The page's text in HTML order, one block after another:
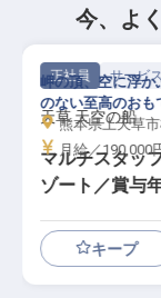
今、よ
正社員 サービ
天草 天空の船
マルチスタッ
ゾート／賞与
岬の頂、空に浮か
のない至高のおも
熊本県上天草
月給／190,000
キープ